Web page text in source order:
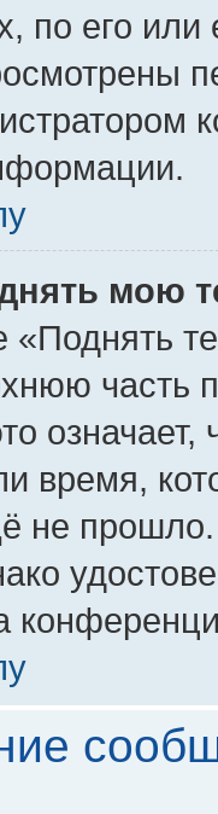
по его
мою
«Поднять
часть
время,
не